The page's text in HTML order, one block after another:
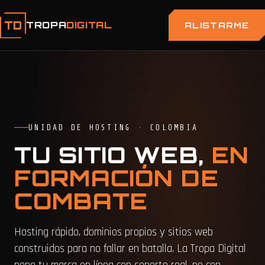
TD TROPADIGITAL ALISTARME
UNIDAD DE HOSTING · COLOMBIA
TU SITIO WEB, EN
FORMACIÓN DE
COMBATE
Hosting rápido, dominios propios y sitios web
construidos para no fallar en batalla. La Tropa Digital